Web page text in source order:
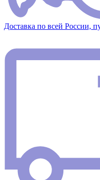
Доставка по всей России,